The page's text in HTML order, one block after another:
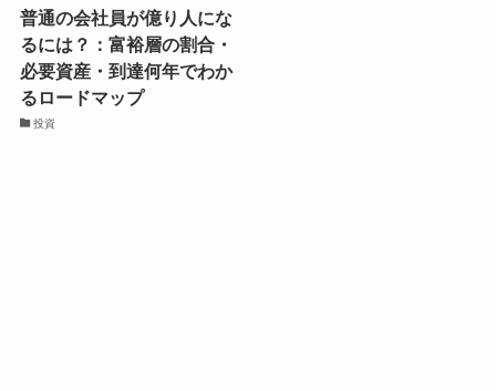
普通の会社員が億り人にな
るには？：富裕層の割合・
必要資産・到達何年でわか
るロードマップ
投資